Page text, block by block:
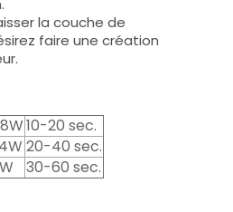
la couche de
faire une création
10-20 sec.
20-40 sec.
30-60 sec.